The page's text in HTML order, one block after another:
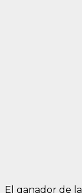
El ganador de la